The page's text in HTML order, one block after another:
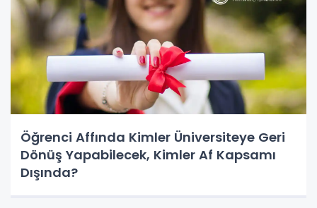
Öğrenci Affında Kimler Üniversiteye Geri
Dönüş Yapabilecek, Kimler Af Kapsamı
Dışında?